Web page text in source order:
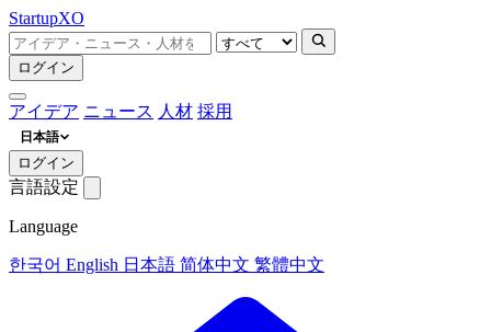
StartupXO
ログイン
アイデア ニュース 人材 採用
日本語
ログイン
言語設定
Language
한국어 English 日本語 简体中文 繁體中文